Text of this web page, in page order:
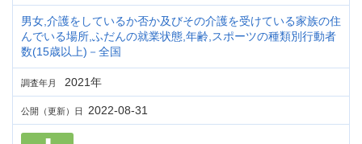
男女,介護をしているか否か及びその介護を受けている家族の住
んでいる場所,ふだんの就業状態,年齢,スポーツの種類別行動者
数(15歳以上)－全国
調査年月 2021年
公開（更新）日 2022-08-31